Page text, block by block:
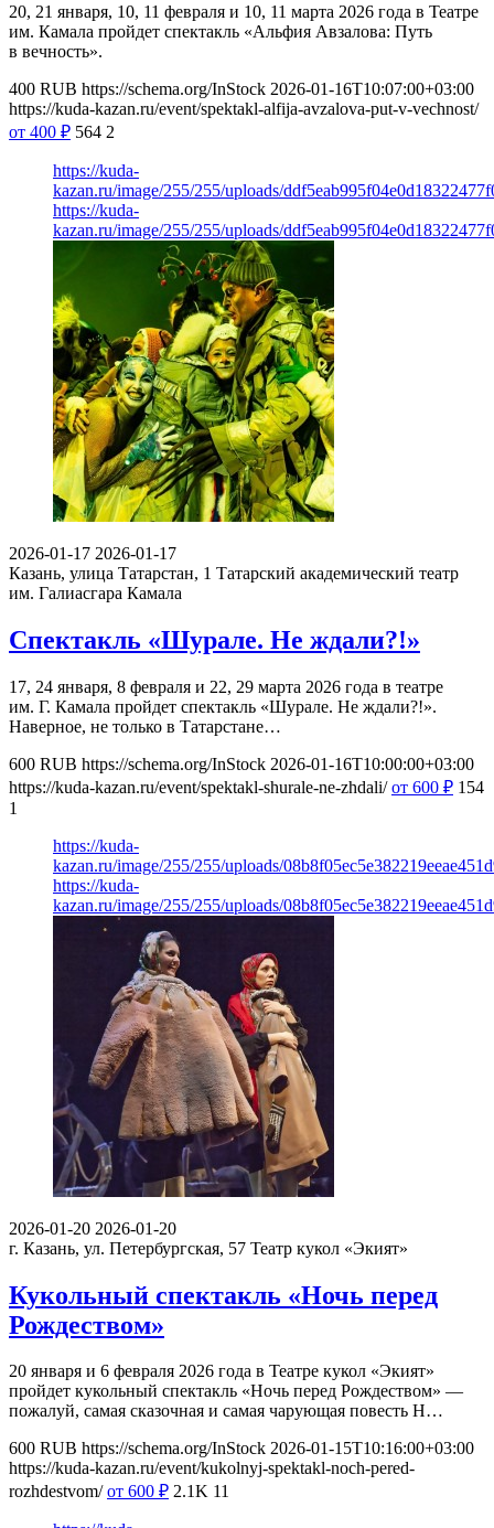
20, 21 января, 10, 11 февраля и 10, 11 марта 2026 года в Театре
им. Камала пройдет спектакль «Альфия Авзалова: Путь
в вечность».
400 RUB https://schema.org/InStock 2026-01-16T10:07:00+03:00
https://kuda-kazan.ru/event/spektakl-alfija-avzalova-put-v-vechnost/
от 400 ₽ 564 2
https://kuda-
kazan.ru/image/255/255/uploads/
https://kuda-
kazan.ru/image/255/255/uploads/
2026-01-17 2026-01-17
Казань, улица Татарстан, 1 Татарский академический театр
им. Галиасгара Камала
Спектакль «Шурале. Не ждали?!»
17, 24 января, 8 февраля и 22, 29 марта 2026 года в театре
им. Г. Камала пройдет спектакль «Шурале. Не ждали?!».
Наверное, не только в Татарстане…
600 RUB https://schema.org/InStock 2026-01-16T10:00:00+03:00
https://kuda-kazan.ru/event/spektakl-shurale-ne-zhdali/ от 600 ₽ 154
1
https://kuda-
kazan.ru/image/255/255/uploads/
https://kuda-
kazan.ru/image/255/255/uploads/
2026-01-20 2026-01-20
г. Казань, ул. Петербургская, 57 Театр кукол «Экият»
Кукольный спектакль «Ночь перед
Рождеством»
20 января и 6 февраля 2026 года в Театре кукол «Экият»
пройдет кукольный спектакль «Ночь перед Рождеством» —
пожалуй, самая сказочная и самая чарующая повесть Н…
600 RUB https://schema.org/InStock 2026-01-15T10:16:00+03:00
https://kuda-kazan.ru/event/kukolnyj-spektakl-noch-pered-
rozhdestvom/ от 600 ₽ 2.1K 11